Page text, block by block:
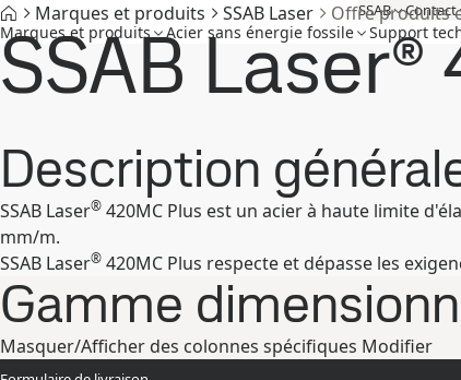
SSAB Contact
Marques et produits Acier sans énergie fossile Support
Marques et produits SSAB Laser Offre produits
SSAB
Description
SSAB Laser® 420MC Plus est un acier à haute limite
mm/m.
SSAB Laser® 420MC Plus respecte et dépasse les
Gamme
Masquer/Afficher des colonnes spécifiques Modifier